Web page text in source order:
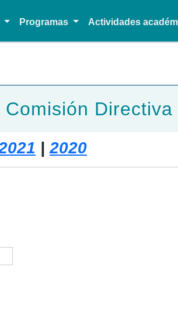
Programas Actividades
Directiva
|2020